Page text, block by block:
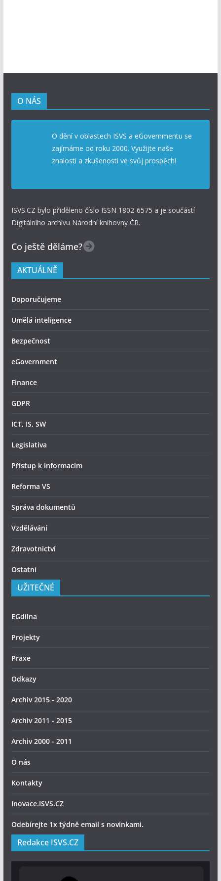
O NÁS
O dění v oblastech ISVS a eGovernmentu se
zajímáme od roku 2000. Využijte naše
znalosti a zkušenosti ve svůj prospěch!
ISVS.CZ bylo přiděleno číslo ISSN 1802-6575 a je součástí
Digitálního archivu Národní knihovny ČR.
Co ještě děláme?
AKTUÁLNĚ
Doporučujeme
Umělá inteligence
Bezpečnost
eGovernment
Finance
GDPR
ICT, IS, SW
Legislativa
Přístup k informacím
Reforma VS
Správa dokumentů
Vzdělávání
Zdravotnictví
Ostatní
UŽITEČNÉ
EGdílna
Projekty
Praxe
Odkazy
Archiv 2015 - 2020
Archiv 2011 - 2015
Archiv 2000 - 2011
O nás
Kontakty
Inovace.ISVS.CZ
Odebírejte 1x týdně email s novinkami.
Redakce ISVS.CZ